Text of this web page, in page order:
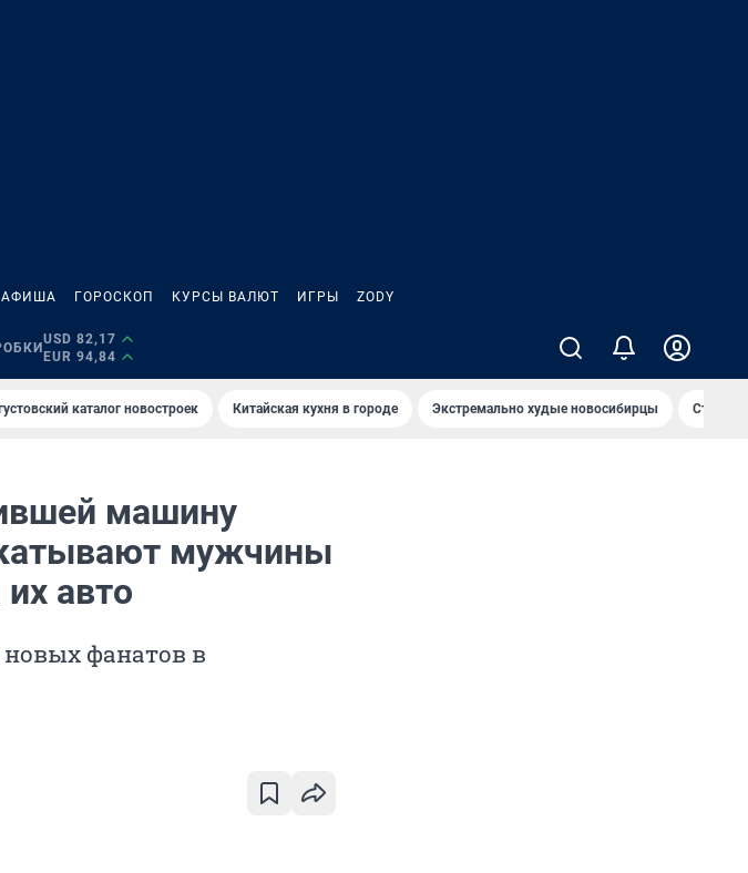
АФИША ГОРОСКОП КУРСЫ ВАЛЮТ ИГРЫ ZODY
USD 82,17
EUR 94,84
каталог новостроек Китайская кухня в городе Экстремально худые новосибирцы Старт
машину
мужчины
авто
фанатов в